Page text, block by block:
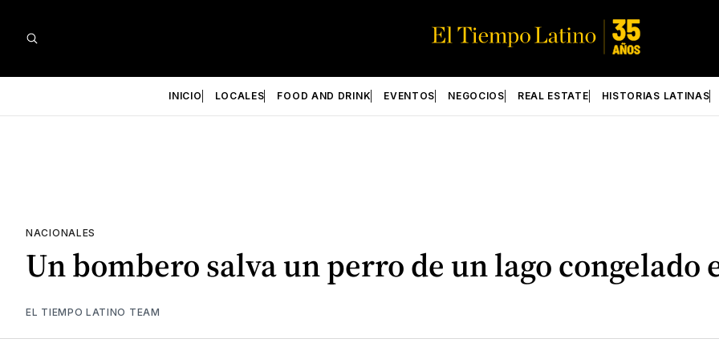
INICIO LOCALES FOOD AND DRINK EVENTOS NEGOCIOS REAL ESTATE HISTORIAS LATINAS
NACIONALES
Un bombero salva un perro de un lago congelado
EL TIEMPO LATINO TEAM